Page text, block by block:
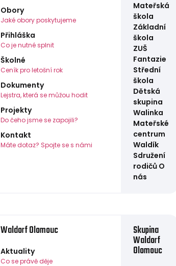
Obory
Jaké obory poskytujeme
Přihláška
Co je nutné splnit
Školné
Ceník pro letošní rok
Dokumenty
Lejstra, která se můžou hodit
Projekty
Do čeho jsme se zapojili?
Kontakt
Máte dotaz? Spojte se s námi
Mateřská
škola
Základní
škola
ZUŠ
Fantazie
Střední
škola
Dětská
skupina
Walinka
Mateřské
centrum
Waldík
Sdružení
rodičů O
nás
Waldorf Olomouc
Aktuality
Co se právě děje
Skupina
Waldorf
Olomouc